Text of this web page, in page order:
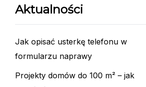
Aktualności
Jak opisać usterkę telefonu w
formularzu naprawy
Projekty domów do 100 m² – jak